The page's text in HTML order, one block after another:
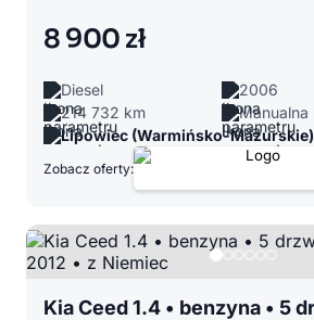
8 900 zł
Diesel
2006
214 732 km
Manualna
Lipowiec (Warmińsko-Mazurskie)
Zobacz oferty: